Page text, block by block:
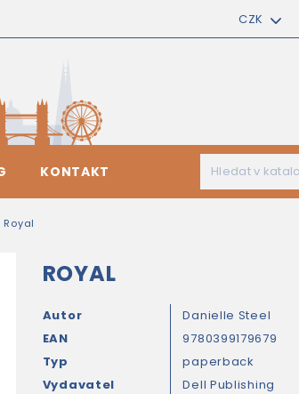
CZK
KONTAKT
Royal
ROYAL
Autor
Danielle Steel
EAN
9780399179679
Typ
paperback
Vydavatel
Dell Publishing